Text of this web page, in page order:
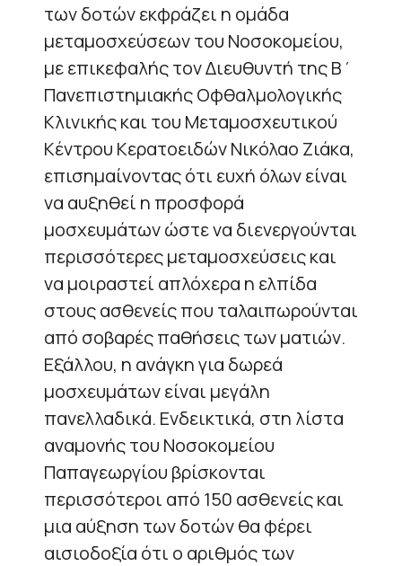
των δοτών εκφράζει η ομάδα
μεταμοσχεύσεων του Νοσοκομείου,
με επικεφαλής τον Διευθυντή της Β΄
Πανεπιστημιακής Οφθαλμολογικής
Κλινικής και του Μεταμοσχευτικού
Κέντρου Κερατοειδών Νικόλαο Ζιάκα,
επισημαίνοντας ότι ευχή όλων είναι
να αυξηθεί η προσφορά
μοσχευμάτων ώστε να διενεργούνται
περισσότερες μεταμοσχεύσεις και
να μοιραστεί απλόχερα η ελπίδα
στους ασθενείς που ταλαιπωρούνται
από σοβαρές παθήσεις των ματιών.
Εξάλλου, η ανάγκη για δωρεά
μοσχευμάτων είναι μεγάλη
πανελλαδικά. Ενδεικτικά, στη λίστα
αναμονής του Νοσοκομείου
Παπαγεωργίου βρίσκονται
περισσότεροι από 150 ασθενείς και
μια αύξηση των δοτών θα φέρει
αισιοδοξία ότι ο αριθμός των